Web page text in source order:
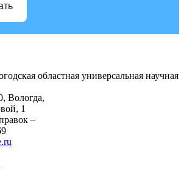
областная универсальная научная
Вологда,
1
–